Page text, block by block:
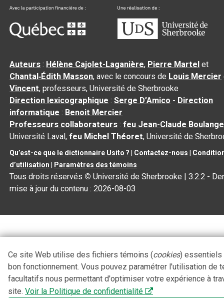
Auteurs : Hélène Cajolet-Laganière, Pierre Martel et
Chantal‑Édith Masson, avec le concours de Louis Mercier
Vincent, professeurs, Université de Sherbrooke
Direction lexicographique :Serge D’Amico - Direction
informatique : Benoit Mercier
Professeurs collaborateurs :feu Jean-Claude
Université Laval,feu Michel Théoret, Université de
Qu’est-ce que le dictionnaire Usito ? Contactez-nous
d’utilisation
Paramètres des témoins
Tous droits réservés © Université de Sherbrooke |3.2.2 -
mise à jour du contenu :2026-08-03
Ce site Web utilise des fichiers témoins (cookies) essentiels
bon fonctionnement. Vous pouvez paramétrer l'utilisation de
facultatifs nous permettant d'optimiser votre expérience à
site. Voir la Politique de confidentialité